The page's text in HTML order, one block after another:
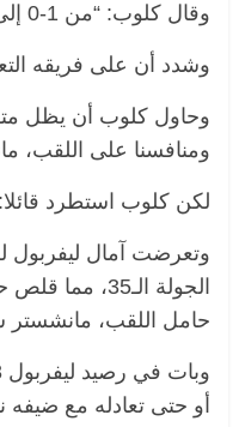
وقال كلوب: “من 1-0 إلى التعادل، أمر أفضل بشكل كبير، لكنه لم يكن بالضبط ما نريده”.
وشدد أن على فريقه
وحاول كلوب أن يظل
ومنافسنا على اللقب،
لكن كلوب استطرد
حامل اللقب، مانشستر
أو حتى تعادله مع ضيفه